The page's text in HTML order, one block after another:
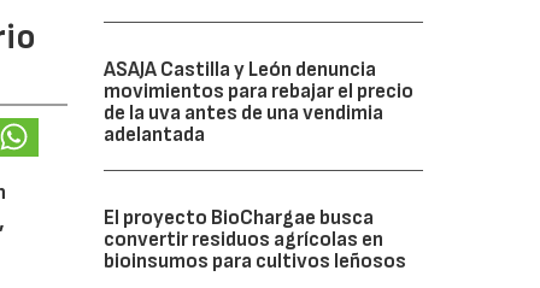
ASAJA Castilla y León denuncia
movimientos para rebajar el precio
de la uva antes de una vendimia
adelantada
El proyecto BioChargae busca
convertir residuos agrícolas en
bioinsumos para cultivos leñosos